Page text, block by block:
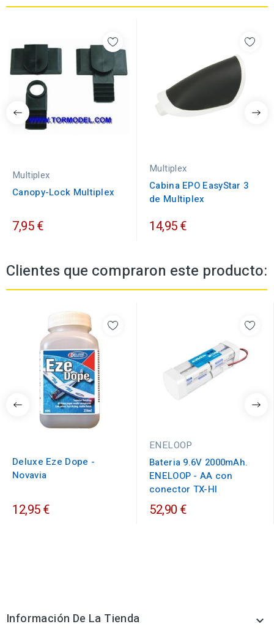
Multiplex
Canopy-Lock Multiplex
7,95 €
Multiplex
Cabina EPO EasyStar 3
de Multiplex
14,95 €
Clientes que compraron este producto:
Deluxe Eze Dope -
Novavia
12,95 €
ENELOOP
Bateria 9.6V 2000mAh.
ENELOOP - AA con
conector TX-HI
52,90 €
Información De La Tienda 